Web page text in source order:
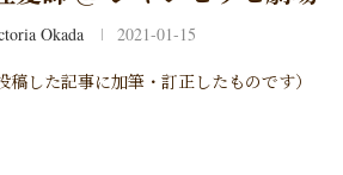
Okada 2021-01-15
した記事に加筆・訂正したものです）